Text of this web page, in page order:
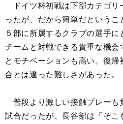
ドイツ杯初戦は下部カテゴリ
ったが、だから簡単だという
５部に所属するクラブの選手
チームと対戦できる貴重な機会
とモチベーションも高い。復
合とは違った難しさがあった。
普段より激しい接触プレーも
試合だったが、長谷部は「そこ